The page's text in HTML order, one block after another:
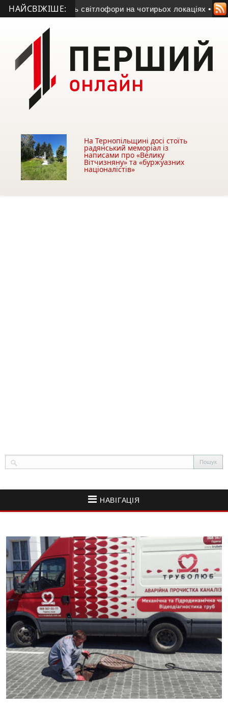
НАЙСВІЖІШЕ:світлофори на чотирьох локаціях • У
На Тернопільщині досі стоїть
радянський меморіал із
написами про «Велику
Вітчизняну» та «буржуазних
націоналістів»
НАВІГАЦІЯ